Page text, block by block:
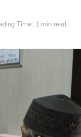
Time: 1 min read